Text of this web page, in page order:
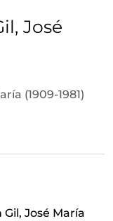
José
(1909-1981)
José María